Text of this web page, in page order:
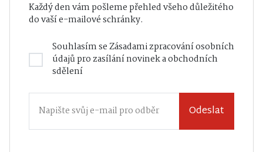
Každý den vám pošleme přehled všeho důležitého
do vaší e-mailové schránky.
Souhlasím seZásadami zpracování osobních
údajůpro zasílání novinek a obchodních
sdělení
Odeslat